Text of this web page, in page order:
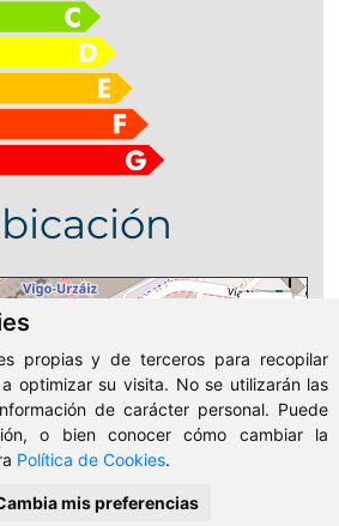
propias y de terceros para recopilar
optimizar su visita. No se utilizarán las
de carácter personal. Puede
o bien conocer cómo cambiar la
Política de Cookies.
mis preferencias